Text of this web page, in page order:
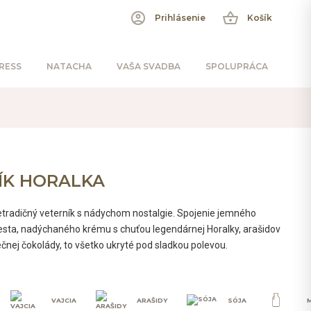
account_circle Prihlásenie shopping_basket Košík
NATACHA VAŠA SVADBA SPOLUPRÁCA
HORALKA
veterník s nádychom nostalgie. Spojenie jemného
nadýchaného krému s chuťou legendárnej Horalky, arašidov
čokolády, to všetko ukryté pod sladkou polevou.
VAJCIA ARAŠIDY SÓJA